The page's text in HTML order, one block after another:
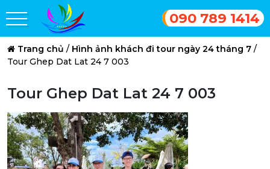
090 789 1414
Trang chủ / Hình ảnh khách đi tour ngày 24 tháng 7 /
Tour Ghep Dat Lat 24 7 003
Tour Ghep Dat Lat 24 7 003